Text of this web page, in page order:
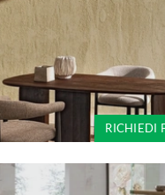
RICHIEDI